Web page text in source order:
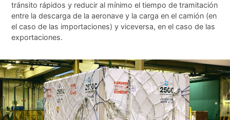
tránsito rápidos y reducir al mínimo el tiempo de tramitación
entre la descarga de la aeronave y la carga en el camión (en
el caso de las importaciones) y viceversa, en el caso de las
exportaciones.